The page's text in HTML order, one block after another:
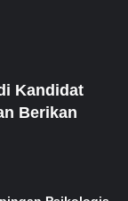
Kandidat
Berikan